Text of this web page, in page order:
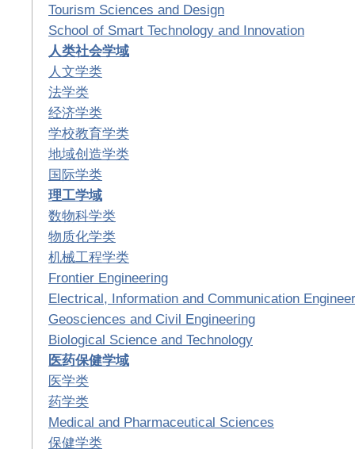
Tourism Sciences and Design
School of Smart Technology and Innovation
人类社会学域
人文学类
法学类
经济学类
学校教育学类
地域创造学类
国际学类
理工学域
数物科学类
物质化学类
机械工程学类
Frontier Engineering
Electrical, Information and Communication
Geosciences and Civil Engineering
Biological Science and Technology
医药保健学域
医学类
药学类
Medical and Pharmaceutical Sciences
保健学类